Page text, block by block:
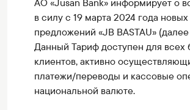
АО «Jusan Bank» информирует о
в силу с 19 марта 2024 года
предложений «JB BASTAU»
Данный Тариф доступен для всех
клиентов, активно
платежи/переводы и кассовые
национальной валюте.